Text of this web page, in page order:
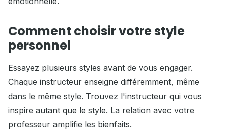
Comment choisir votre style
personnel
Essayez plusieurs styles avant de vous engager.
Chaque instructeur enseigne différemment, même
dans le même style. Trouvez l'instructeur qui vous
inspire autant que le style. La relation avec votre
professeur amplifie les bienfaits.